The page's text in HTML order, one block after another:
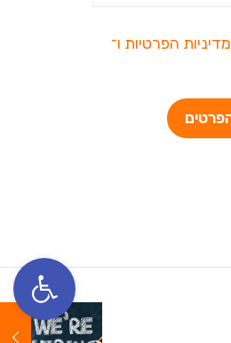
פתח סרגל
מדיניות הפרטיות ו־